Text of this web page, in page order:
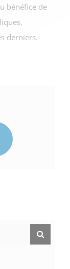
bénéfice de
derniers.